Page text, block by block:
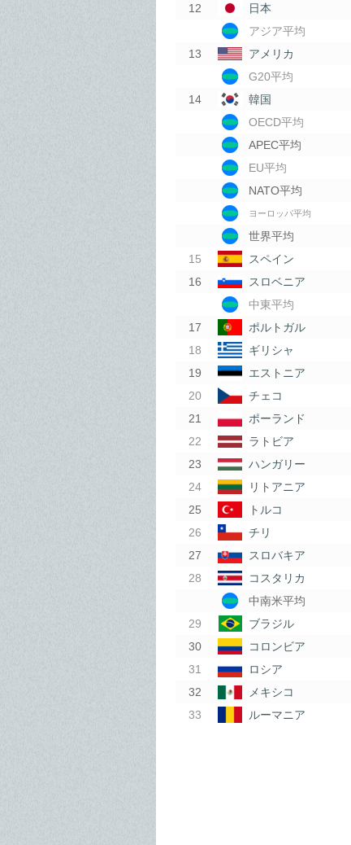
日本
アジア平均
アメリカ
G20平均
韓国
OECD平均
APEC平均
EU平均
NATO平均
ヨーロッパ平均
世界平均
スペイン
スロベニア
中東平均
ポルトガル
ギリシャ
エストニア
チェコ
ポーランド
ラトビア
ハンガリー
リトアニア
トルコ
チリ
スロバキア
コスタリカ
中南米平均
ブラジル
コロンビア
ロシア
メキシコ
ルーマニア